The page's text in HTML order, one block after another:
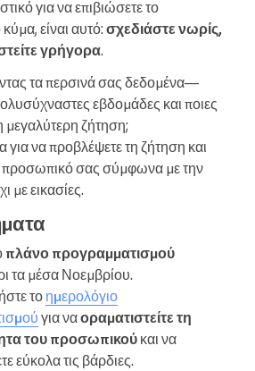
για να επιβιώσετε το
είναι αυτό:σχεδιάστε νωρίς,
γρήγορα.
τα περσινά σας δεδομένα—
εβδομάδες και ποιες
μεγαλύτερη ζήτηση;
για να προβλέψετε τη ζήτηση και
προσωπικό σας σύμφωνα με την
με εικασίες.
πλάνο προγραμματισμού
τα μέσα Νοεμβρίου.
το ημερολόγιο
για ναοραματιστείτε τη
του προσωπικού και να
εύκολα τις βάρδιες.